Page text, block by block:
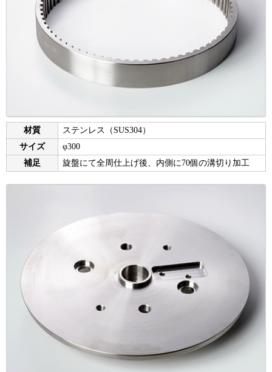
材質
ステンレス（SUS304）
サイズ
φ300
補足
旋盤にて全周仕上げ後、内側に70個の溝切り加工